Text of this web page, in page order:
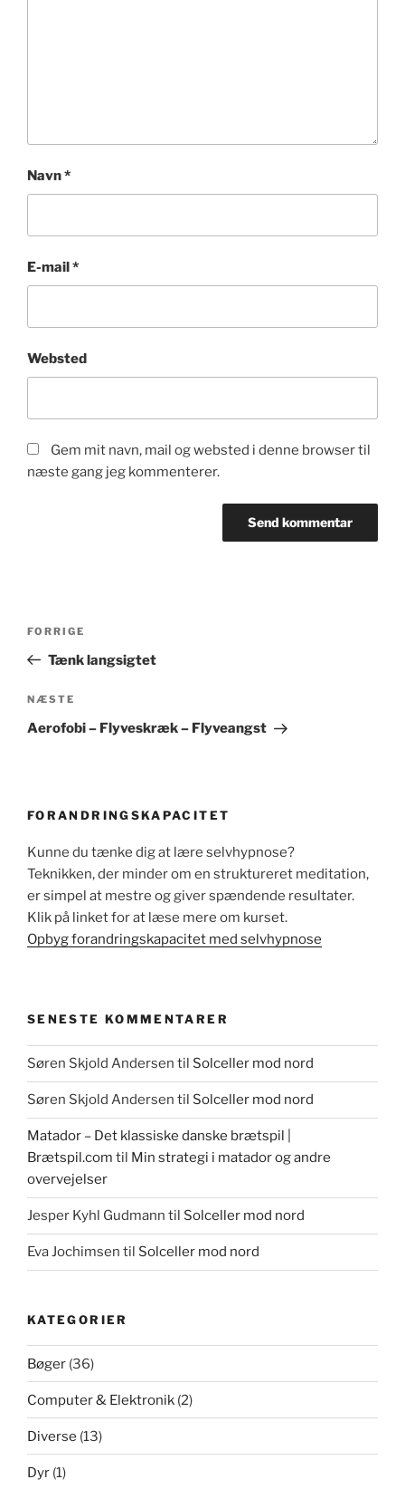
Navn*
E-mail*
Websted
Gem mit navn, mail og websted i denne browser til
næste gang jeg kommenterer.
Forrige
indlæg
FORRIGE
Tænk langsigtet
Næste
indlæg
NÆSTE
Aerofobi – Flyveskræk – Flyveangst
FORANDRINGSKAPACITET
Kunne du tænke dig at lære selvhypnose?
Teknikken, der minder om en struktureret meditation,
er simpel at mestre og giver spændende resultater.
Klik på linket for at læse mere om kurset.
Opbyg forandringskapacitet med selvhypnose
SENESTE KOMMENTARER
Søren Skjold Andersen til Solceller mod nord
Søren Skjold Andersen til Solceller mod nord
Matador – Det klassiske danske brætspil |
Brætspil.com til Min strategi i matador og andre
overvejelser
Jesper Kyhl Gudmann til Solceller mod nord
Eva Jochimsen til Solceller mod nord
KATEGORIER
Bøger (36)
Computer & Elektronik (2)
Diverse (13)
Dyr (1)